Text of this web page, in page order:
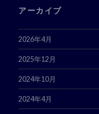
アーカイブ
2026年4月
2025年12月
2024年10月
2024年4月